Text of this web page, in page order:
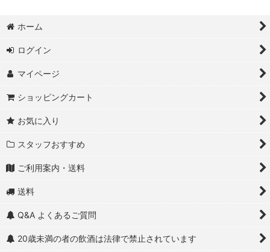
ホーム
ログイン
マイページ
ショッピングカート
お気に入り
スタッフおすすめ
ご利用案内・送料
送料
Q&A よくあるご質問
20歳未満の者の飲酒は法律で禁止されています